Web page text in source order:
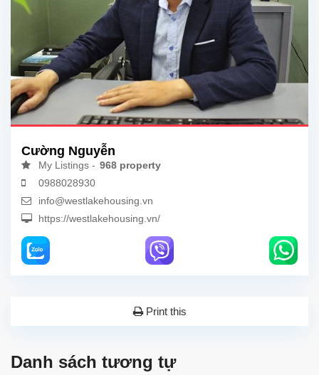
Cường Nguyễn
My Listings - 968 property
0988028930
info@westlakehousing.vn
https://westlakehousing.vn/
Print this
Danh sách tương tự